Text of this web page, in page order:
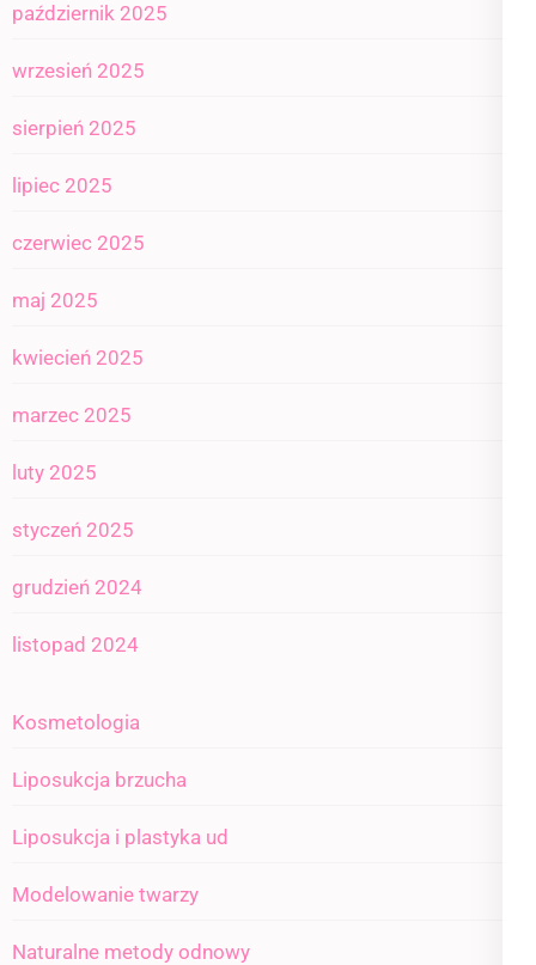
październik 2025
wrzesień 2025
sierpień 2025
lipiec 2025
czerwiec 2025
maj 2025
kwiecień 2025
marzec 2025
luty 2025
styczeń 2025
grudzień 2024
listopad 2024
Kosmetologia
Liposukcja brzucha
Liposukcja i plastyka ud
Modelowanie twarzy
Naturalne metody odnowy